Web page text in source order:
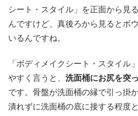
シート・スタイル」を正面から見
んですけど、真後ろから見るとボ
いるんですね。
「ボディメイクシート・スタイル
やすく言うと、 洗面桶にお尻を突
です。骨盤が洗面桶の縁で引っ掛
潰れずに洗面桶の底に接する程度